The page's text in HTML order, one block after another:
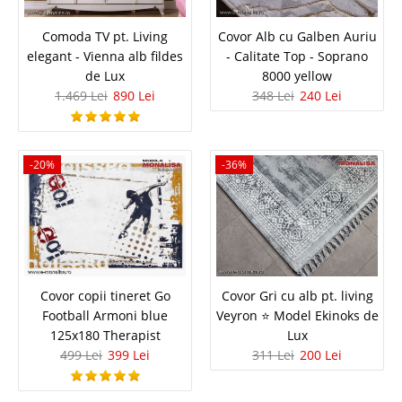
Canapea verde moderna Veyron de
Lux original
Canapele moderne de lux catifea verde inchis - Veyron ⭐ Pret cu
Transport Gratuit Bucuresti Setul de canapele si fotolii Veyron prezinta
un design de exceptie pe stil modern iar oferta de preturi canapele si
fotolii este foarte avantajoasa.. &n..
Compara
5.074 Lei
Pret Redus 3.075 Lei
Stoc Epuizat - Indisponibil
Comoda TV pt. Living
elegant - Vienna alb fildes
de Lux
1.469 Lei 890 Lei
Covor Alb cu Galben Auriu
- Calitate Top - Soprano
8000 yellow
348 Lei 240 Lei
-20%
Covor copii tineret Go
Football Armoni blue
125x180 Therapist
499 Lei 399 Lei
-36%
Covor Gri cu alb pt. living
Veyron ⭐ Model Ekinoks de
Lux
311 Lei 200 Lei